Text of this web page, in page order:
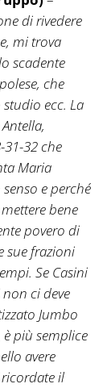
di rivedere
mi trova
scadente
che
ecc. La
31-32 che
Maria
e perché
bene
povero di
sue frazioni
Se Casini
ci deve
Jumbo
è più semplice
avere
il